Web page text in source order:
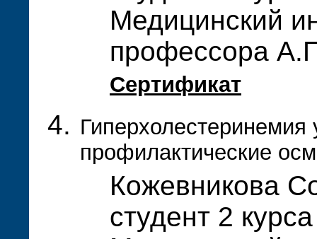
Медицинский
профессора
Сертификат
профилактические
Кожевникова
студент 2